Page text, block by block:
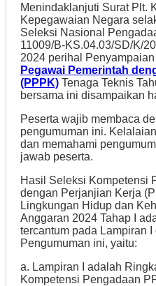
Menindaklanjuti Surat Plt.
Kepegawaian Negara
Seleksi Nasional
11009/B-KS.04.03/SD/K/
2024 perihal
Pegawai Pemerintah
(PPPK) Tenaga Teknis
bersama ini disampaikan
Peserta wajib membaca
pengumuman ini.
dan memahami
jawab peserta.
Hasil Seleksi Kompetensi
dengan Perjanjian Kerja
Lingkungan Hidup dan
Anggaran 2024 Tahap I
tercantum pada Lampiran I
Pengumuman ini, yaitu:
a. Lampiran I adalah
Kompetensi Pengadaan